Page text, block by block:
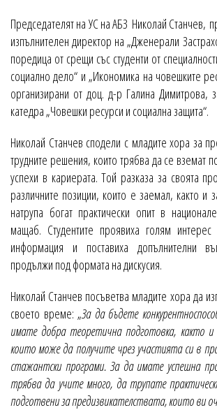
Председателят на УС на АБЗ Николай Станчев,
изпълнителен директор на „Дженерали
поредица от срещи със студенти от
социално дело“ и „Икономика на човешките
организирани от доц. д-р Галина Димитрова,
катедра „Човешки ресурси и социална защита“.
Николай Станчев сподели с младите хора за
трудните решения, които трябва да се вземат
успехи в кариерата. Той разказа за своята
различните позиции, които е заемал, както и
натрупа богат практически опит в
мащаб. Студентите проявиха голям интерес
информация и поставиха допълнителни
продължи под формата на дискусия.
Николай Станчев посъветва младите хора да
своето време: „За да бъдете
имате добра теоретична подготовка, както и
които може да получите чрез участията си в
стажантски програми. За да имате успешна
трябва да учите много, да трупате
подготвени за предизвикателствата, които ви